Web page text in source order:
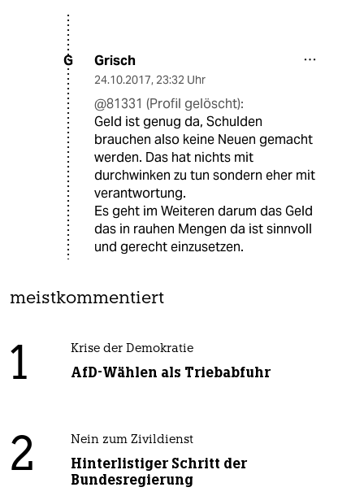
G Grisch
24.10.2017, 23:32 Uhr
@81331 (Profil gelöscht):
Geld ist genug da, Schulden
brauchen also keine Neuen gemacht
werden. Das hat nichts mit
durchwinken zu tun sondern eher mit
verantwortung.
Es geht im Weiteren darum das Geld
das in rauhen Mengen da ist sinnvoll
und gerecht einzusetzen.
meistkommentiert
1 Krise der Demokratie
AfD-Wählen als Triebabfuhr
2 Nein zum Zivildienst
Hinterlistiger Schritt der
Bundesregierung